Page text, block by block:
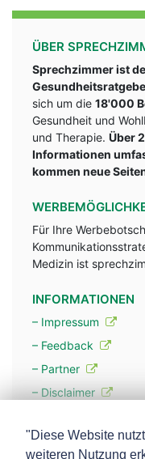
ÜBER
Sprechzimmer ist
sich um die 18'000
Gesundheit und
und Therapie. Über
Informationen
kommen neue
Für Ihre
Medizin ist
INFORMATIONEN
– Impressum
– Feedback
– Partner
– Disclaimer
– Werbung
"Diese Website
weiteren Nutzung